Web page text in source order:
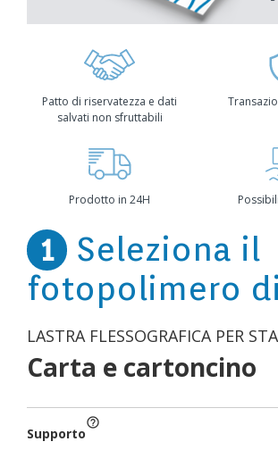
Patto di riservatezza e dati
salvati non sfruttabili
Prodotto in 24H
1
Seleziona il
fotopolimero
LASTRA FLESSOGRAFICA PER
Carta e cartoncino
Supporto
help_outline